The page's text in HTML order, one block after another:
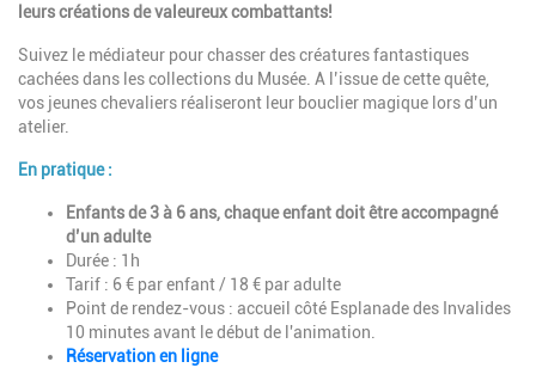
leurs créations de valeureux combattants!
Suivez le médiateur pour chasser des créatures fantastiques
cachées dans les collections du Musée. A l’issue de cette quête,
vos jeunes chevaliers réaliseront leur bouclier magique lors d’un
atelier.
En pratique :
Enfants de 3 à 6 ans, chaque enfant doit être accompagné
d’un adulte
Durée : 1h
Tarif : 6 € par enfant / 18 € par adulte
Point de rendez-vous : accueil côté Esplanade des Invalides
10 minutes avant le début de l'animation.
Réservation en ligne